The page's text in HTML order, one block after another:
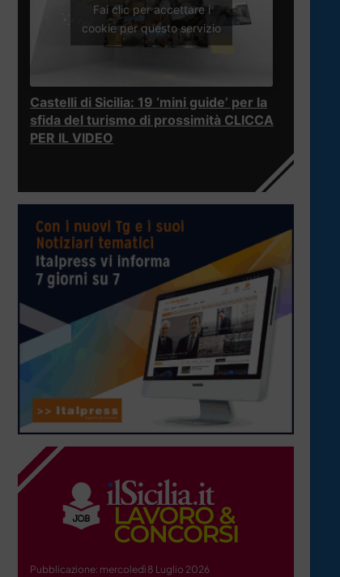
Fai clic per accettare i
cookie per questo servizio
Castelli di Sicilia: 19 ‘mini guide’ per la
sfida del turismo di prossimità CLICCA
PER IL VIDEO
Pubblicazione: mercoledì 8 Luglio 2026